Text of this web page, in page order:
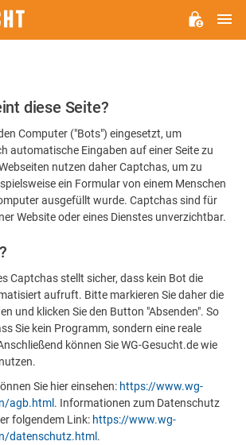
diese Seite?
Computer ("Bots") eingesetzt, um
automatische Eingaben auf einer Seite zu
nutzen daher Captchas, um zu
ein Formular von einem Menschen
ausgefüllt wurde. Captchas sind für
Website oder eines Dienstes unverzichtbar.
Captchas stellt sicher, dass kein Bot die
aufruft. Bitte markieren Sie daher die
und klicken Sie den Button "Absenden". So
Sie kein Programm, sondern eine reale
können Sie WG-Gesucht.de wie
Sie hier einsehen: https://www.wg-
agb.html . Informationen zum Datenschutz
folgendem Link: https://www.wg-
datenschutz.html .